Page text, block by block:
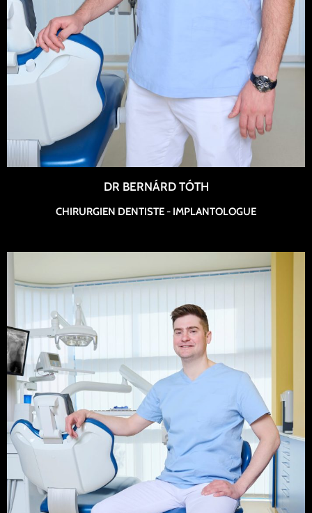
DR BERNÁRD TÓTH
CHIRURGIEN DENTISTE - IMPLANTOLOGUE